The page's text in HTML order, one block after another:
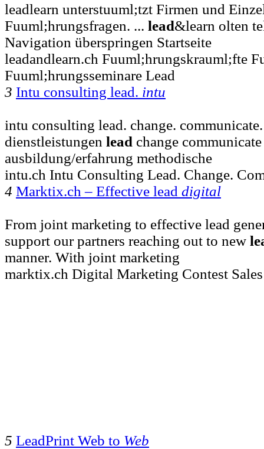
leadlearn unterstuuml;tzt Firmen und
Fuuml;hrungsfragen. ... lead&learn olten
Navigation überspringen Startseite
leadandlearn.ch Fuuml;hrungskrauml;fte
Fuuml;hrungsseminare Lead
3 Intu consulting lead. intu
intu consulting lead. change.
dienstleistungen lead change
ausbildung/erfahrung methodische
intu.ch Intu Consulting Lead. Change.
4 Marktix.ch – Effective lead digital
From joint marketing to effective lead
support our partners reaching out to new
manner. With joint marketing
marktix.ch Digital Marketing Contest
5 LeadPrint Web to Web